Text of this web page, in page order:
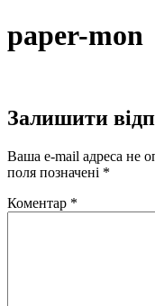
до
paper-mon
Залишити
Ваша e-mail адреса не
поля позначені *
Коментар *